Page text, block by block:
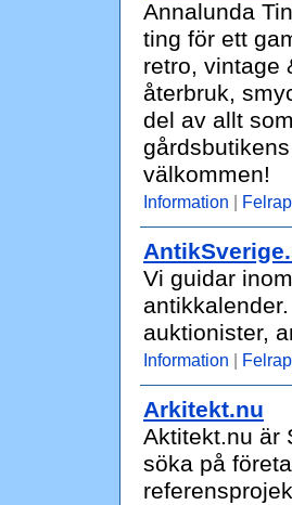
Annalunda
ting för ett
retro, vintage
återbruk,
del av allt
välkommen!
Information |
Vi guidar
auktionister,
Information |
Arkitekt.nu
Aktitekt.nu är
söka på